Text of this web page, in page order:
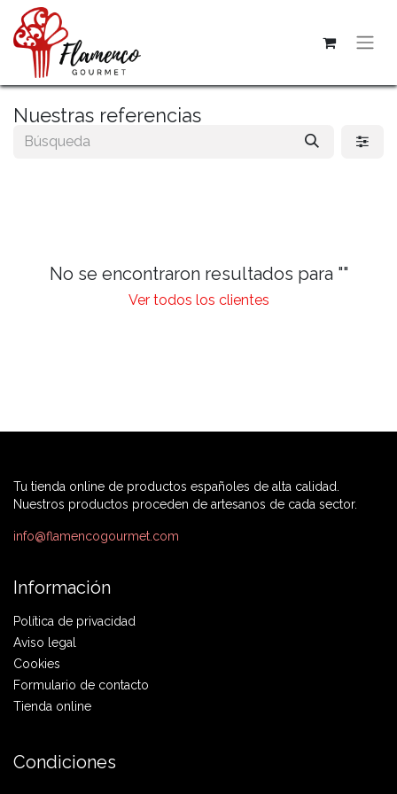
Nuestras referencias
No se encontraron resultados para ""
Ver todos los clientes
Tu tienda online de productos españoles de alta calidad.
Nuestros productos proceden de artesanos de cada sector.
info@flamencogourmet.com
Información
Política de privacidad
Aviso legal
Cookies
Formulario de contacto
Tienda online
Condiciones